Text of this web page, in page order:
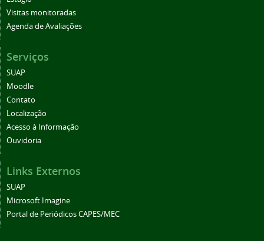
Visitas monitoradas
Agenda de Avaliações
Serviços
SUAP
Moodle
Contato
Localização
Acesso à Informação
Ouvidoria
Links Externos
SUAP
Microsoft Imagine
Portal de Periódicos CAPES/MEC